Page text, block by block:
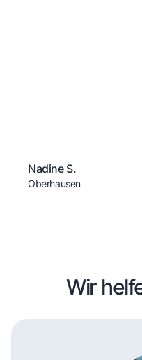
Nadine S.
Oberhausen
Wir